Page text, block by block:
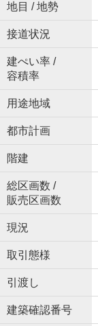
地目 / 地勢
接道状況
建ぺい率 /
容積率
用途地域
都市計画
階建
総区画数 /
販売区画数
現況
取引態様
引渡し
建築確認番号